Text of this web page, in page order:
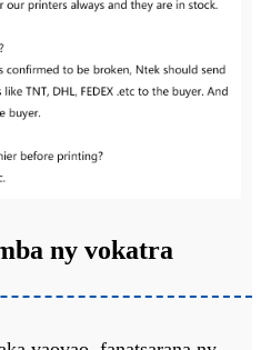
ny vokatra